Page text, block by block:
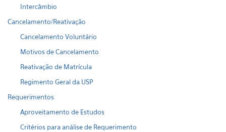
Intercâmbio
Cancelamento/Reativação
Cancelamento Voluntário
Motivos de Cancelamento
Reativação de Matrícula
Regimento Geral da USP
Requerimentos
Aproveitamento de Estudos
Critérios para análise de Requerimento